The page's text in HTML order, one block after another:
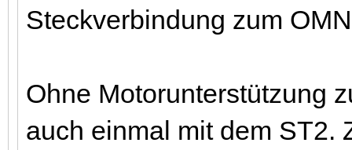
Steckverbindung zum
Ohne Motorunterstützung
auch einmal mit dem ST2.